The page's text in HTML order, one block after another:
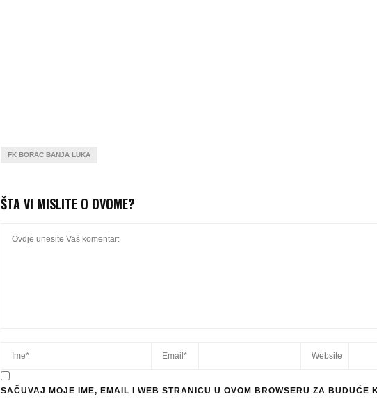
FK BORAC BANJA LUKA
ŠTA VI MISLITE O OVOME?
SAČUVAJ MOJE IME, EMAIL I WEB STRANICU U OVOM BROWSERU ZA BUDUĆE